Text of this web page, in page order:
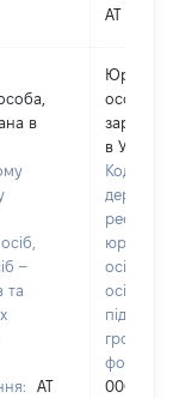
АТ
в
–
та
АТ
особа,
в Україні
Код в
реєстрі
осіб,
осіб –